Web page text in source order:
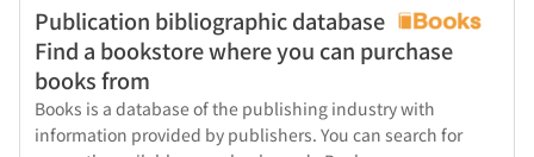
Publication bibliographic database
Find a bookstore where you can purchase
books from
Books is a database of the publishing industry with
information provided by publishers. You can search for